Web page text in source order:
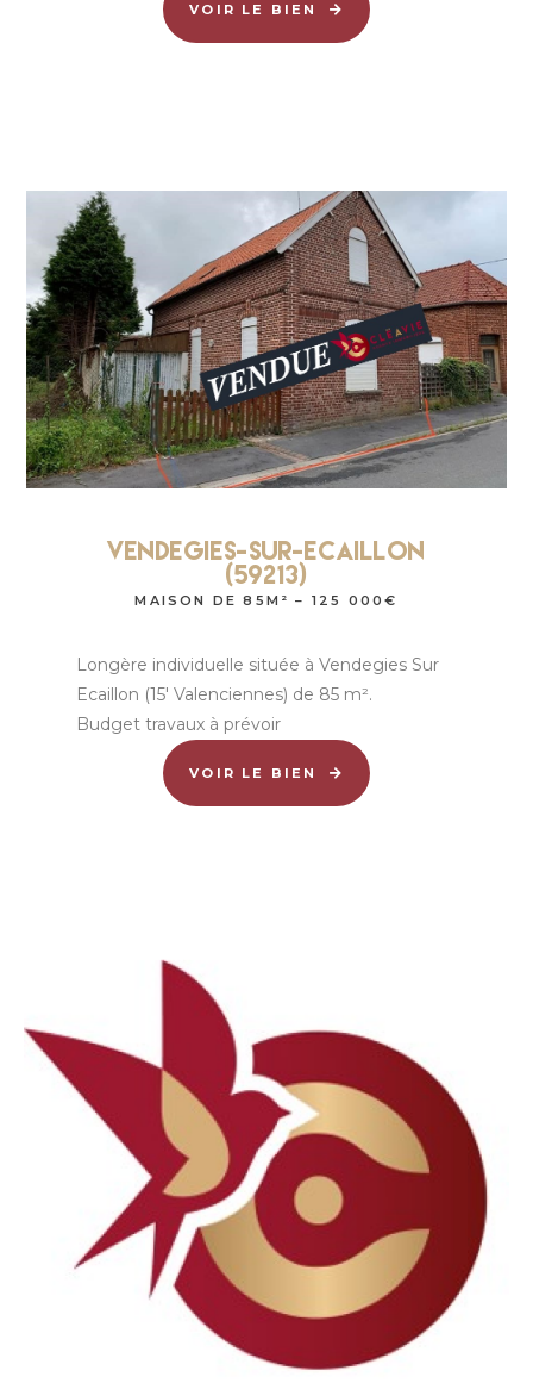
VOIR LE BIEN
Vendegies-Sur-Ecaillon
(59213)
MAISON DE 85M² – 125 000€
Longère individuelle située à Vendegies Sur
Ecaillon (15′ Valenciennes) de 85 m².
Budget travaux à prévoir
VOIR LE BIEN